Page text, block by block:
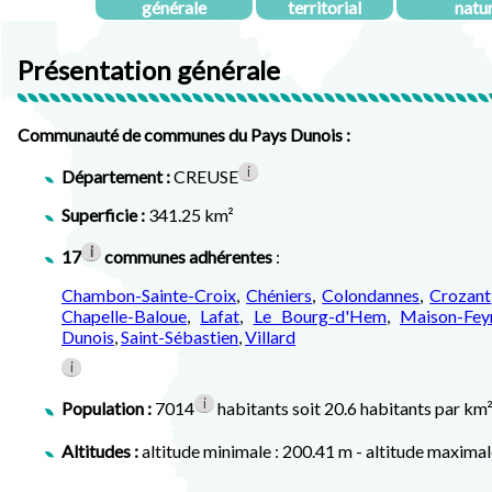
générale
territorial
Présentation générale
Communauté de communes du Pays Dunois :
Département :CREUSE i
Superficie : 341.25 km²
17 i communes adhérentes :
Chambon-Sainte-Croix,Chéniers,Colondannes,Crozant
Chapelle-Baloue, Lafat, Le Bourg-d'Hem, Maison-
Dunois,Saint-Sébastien,Villard
i
Population : 7014 i habitants soit 20.6 habitants par
Altitudes :altitude minimale : 200.41 m - altitude